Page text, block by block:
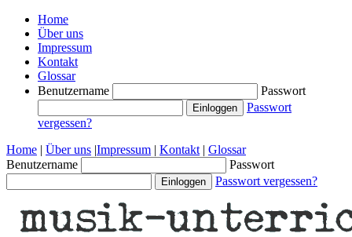
Home
Über uns
Impressum
Kontakt
Glossar
Benutzername
Passwort
Passwort
vergessen?
Home | Über uns |Impressum | Kontakt | Glossar
Benutzername
Passwort
Passwort vergessen?